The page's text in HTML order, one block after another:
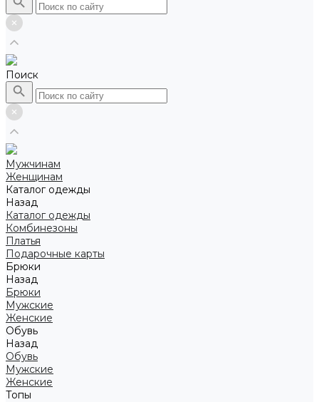
Поиск
Мужчинам
Женщинам
Каталог одежды
Назад
Каталог одежды
Комбинезоны
Платья
Подарочные карты
Брюки
Назад
Брюки
Мужские
Женские
Обувь
Назад
Обувь
Мужские
Женские
Топы